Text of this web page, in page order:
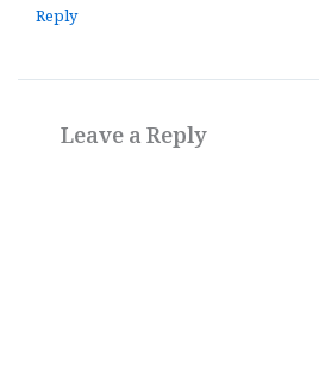
Reply
Leave a Reply